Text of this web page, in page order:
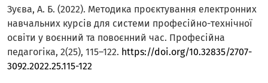
Зуєва, А. Б. (2022). Методика проєктування електронних
навчальних курсів для системи професійно-технічної
освіти у воєнний та повоєнний час. Професійна
педагогіка, 2(25), 115–122. https://doi.org/10.32835/2707-
3092.2022.25.115-122